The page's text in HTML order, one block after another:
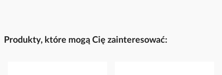
Produkty, które mogą Cię zainteresować: